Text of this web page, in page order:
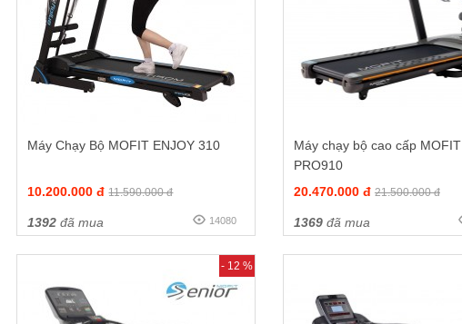
Máy Chạy Bộ MOFIT ENJOY 310
10.200.000 đ 11.590.000 đ
1392 đã mua 14080
Máy chạy bộ cao cấp MOFIT
PRO910
20.470.000 đ 21.500.000 đ
1369đã mua
- 12 %